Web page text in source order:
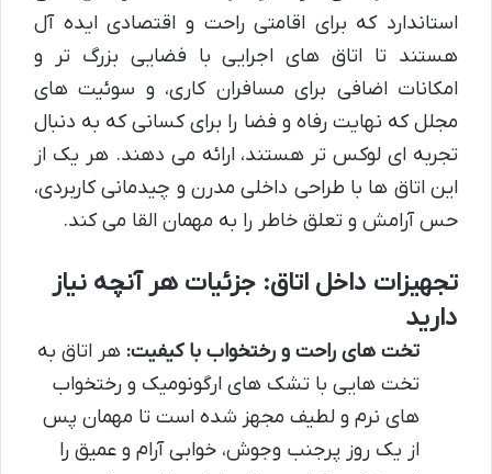
استاندارد که برای اقامتی راحت و اقتصادی ایده آل
هستند تا اتاق های اجرایی با فضایی بزرگ تر و
امکانات اضافی برای مسافران کاری، و سوئیت های
مجلل که نهایت رفاه و فضا را برای کسانی که به دنبال
تجربه ای لوکس تر هستند، ارائه می دهند. هر یک از
این اتاق ها با طراحی داخلی مدرن و چیدمانی کاربردی،
حس آرامش و تعلق خاطر را به مهمان القا می کند.
تجهیزات داخل اتاق: جزئیات هر آنچه نیاز
دارید
تخت های راحت و رختخواب با کیفیت: هر اتاق به
تخت هایی با تشک های ارگونومیک و رختخواب
های نرم و لطیف مجهز شده است تا مهمان پس
از یک روز پرجنب وجوش، خوابی آرام و عمیق را